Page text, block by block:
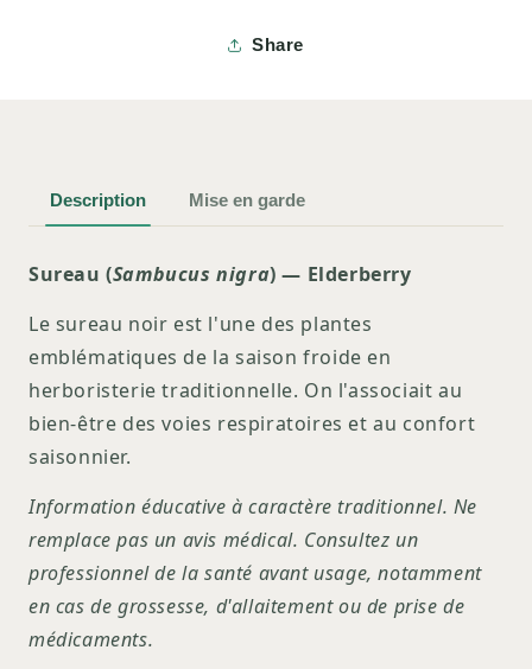
Share
Description Mise en garde
Sureau (Sambucus nigra) — Elderberry
Le sureau noir est l'une des plantes
emblématiques de la saison froide en
herboristerie traditionnelle. On l'associait au
bien-être des voies respiratoires et au confort
saisonnier.
Information éducative à caractère traditionnel. Ne
remplace pas un avis médical. Consultez un
professionnel de la santé avant usage, notamment
en cas de grossesse, d'allaitement ou de prise de
médicaments.